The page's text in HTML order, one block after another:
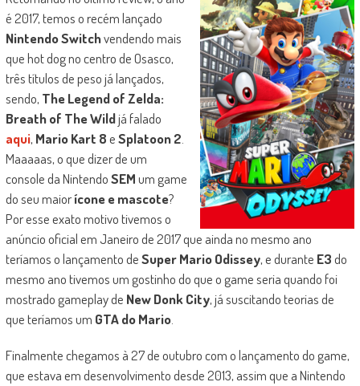
é 2017, temos o recém lançado
Nintendo Switchvendendo mais
que hot dog no centro de Osasco,
três títulos de peso já lançados,
sendo, The Legend of Zelda:
Breath of The Wildjá falado
aqui, Mario Kart 8eSplatoon 2.
Maaaaas, o que dizer de um
console da NintendoSEMum game
do seu maiorícone e mascote?
Por esse exato motivo tivemos o
anúncio oficial em Janeiro de 2017 que ainda no mesmo ano
teríamos o lançamento deSuper Mario Odissey, e durante E3do
mesmo ano tivemos um gostinho do que o game seria quando foi
mostrado gameplay de New Donk City, já suscitando teorias de
que teríamos um GTA do Mario.
Finalmente chegamos à 27 de outubro com o lançamento do game,
que estava em desenvolvimento desde 2013, assim que a Nintendo